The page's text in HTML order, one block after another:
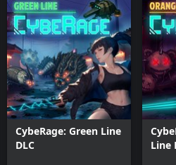
CybeRage: Green Line
DLC
Line